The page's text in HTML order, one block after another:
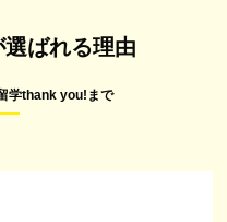
ばれる理由
学thank you!まで